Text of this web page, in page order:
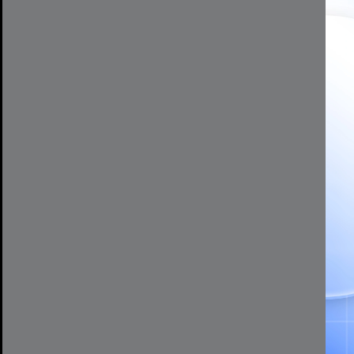
Sử dụng sai hướng dẫn, không đúng quy trình kỹ thuật của
Tem niêm phong của nhà sản xuất hoặc của MUSE INC không
Hỏng hóc do cháy nổ, sử dụng sai điện áp, rơi vỡ, biến dạng
Thiết bị được tiếp nhận bảo hành tại: 409 Hai Bà Trưng,
MUSE INC không áp dụng bảo hành đối với sản phẩm thuộc
Sản phẩm không có nguồn gốc rõ ràng, không do MUSE INC